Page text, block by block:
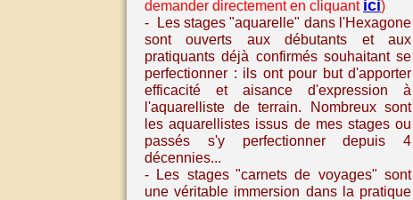
demander directement en cliquant ici)
- Les stages "aquarelle" dans l'Hexagone
sont ouverts aux débutants et aux
pratiquants déjà confirmés souhaitant se
perfectionner : ils ont pour but d'apporter
efficacité et aisance d'expression à
l'aquarelliste de terrain. Nombreux sont
les aquarellistes issus de mes stages ou
passés s'y perfectionner depuis 4
décennies...
- Les stages "carnets de voyages" sont
une véritable immersion dans la pratique